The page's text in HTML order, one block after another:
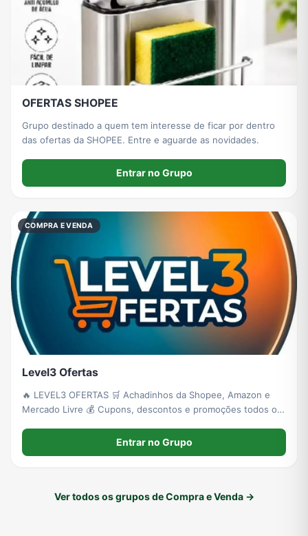
OFERTAS SHOPEE
Grupo destinado a quem tem interesse de ficar por dentro
das ofertas da SHOPEE. Entre e aguarde as novidades.
Entrar no Grupo
COMPRA E VENDA
Level3 Ofertas
🔥 LEVEL3 OFERTAS 🛒 Achadinhos da Shopee, Amazon e
Mercado Livre 💰 Cupons, descontos e promoções todos os
pena 🚨 Corre! Algumas ofertas podem acabar a qualquer
momento!
Entrar no Grupo
Ver todos os grupos de Compra e Venda →